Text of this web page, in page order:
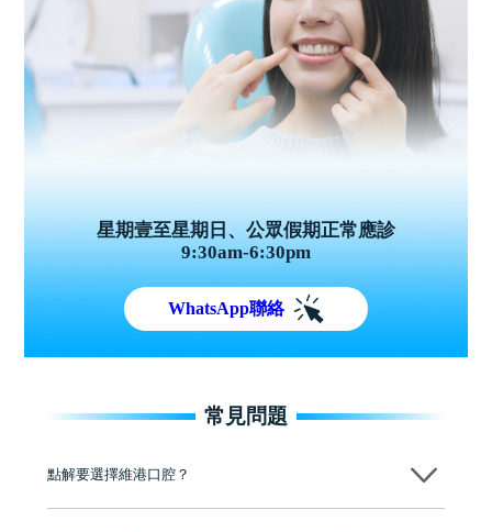
星期壹至星期日、公眾假期正常應診
9:30am-6:30pm
WhatsApp聯絡
常見問題
點解要選擇維港口腔？